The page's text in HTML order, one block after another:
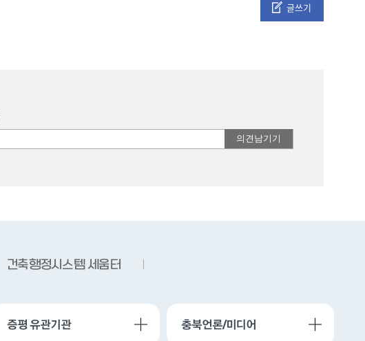
글쓰기
건축행정시스템 세움터
증평 유관기관 충북언론/미디어